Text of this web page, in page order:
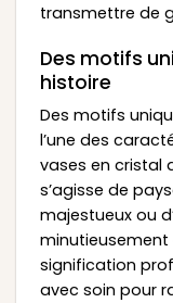
transmettre de
Des motifs
histoire
Des motifs
l’une des
vases en cristal
s’agisse de
majestueux ou
signification
avec soin pour